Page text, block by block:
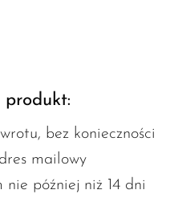
produkt:
bez konieczności
mailowy
później niż 14 dni